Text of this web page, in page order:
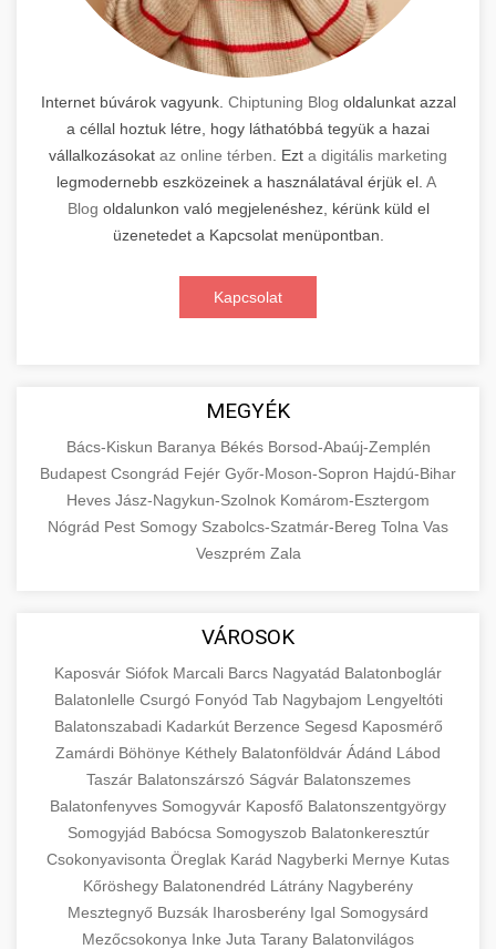
Internet búvárok vagyunk. Chiptuning Blog oldalunkat azzal
a céllal hoztuk létre, hogy láthatóbbá tegyük a hazai
vállalkozásokat az online térben . Ezt a digitális marketing
legmodernebb eszközeinek a használatával érjük el. A
Blog oldalunkon való megjelenéshez, kérünk küld el
üzenetedet a Kapcsolat menüpontban.
Kapcsolat
MEGYÉK
Bács-Kiskun Baranya Békés Borsod-Abaúj-Zemplén
Budapest Csongrád Fejér Győr-Moson-Sopron Hajdú-Bihar
Heves Jász-Nagykun-Szolnok Komárom-Esztergom
Nógrád Pest Somogy Szabolcs-Szatmár-Bereg Tolna Vas
Veszprém Zala
VÁROSOK
Kaposvár Siófok Marcali Barcs Nagyatád Balatonboglár
Balatonlelle Csurgó Fonyód Tab Nagybajom Lengyeltóti
Balatonszabadi Kadarkút Berzence Segesd Kaposmérő
Zamárdi Böhönye Kéthely Balatonföldvár Ádánd Lábod
Taszár Balatonszárszó Ságvár Balatonszemes
Balatonfenyves Somogyvár Kaposfő Balatonszentgyörgy
Somogyjád Babócsa Somogyszob Balatonkeresztúr
Csokonyavisonta Öreglak Karád Nagyberki Mernye Kutas
Kőröshegy Balatonendréd Látrány Nagyberény
Mesztegnyő Buzsák Iharosberény Igal Somogysárd
Mezőcsokonya Inke Juta Tarany Balatonvilágos